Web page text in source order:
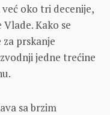
oko tri decenije,
Kako se
prskanje
jedne trećine
sa brzim